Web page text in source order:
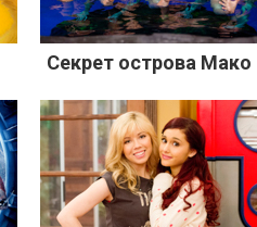
Секрет острова Мако